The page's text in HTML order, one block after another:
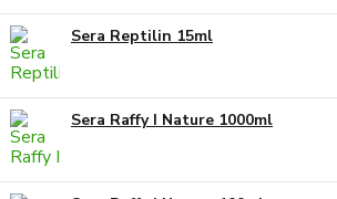
Sera Reptilin 15ml
Sera Raffy I Nature 1000ml